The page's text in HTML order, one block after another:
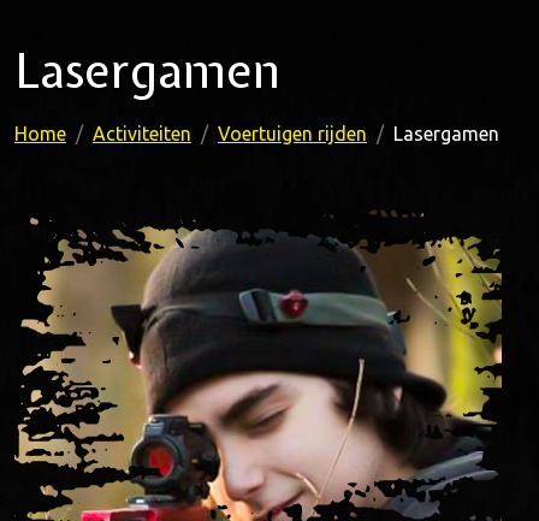
Lasergamen
Home Activiteiten Voertuigen rijden Lasergamen